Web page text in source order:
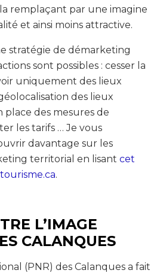
remplaçant par une imagine
et ainsi moins attractive.
stratégie de démarketing
sont possibles : cesser la
uniquement des lieux
des lieux
place des mesures de
les tarifs … Je vous
davantage sur les
territorial en lisant cet
.
L’IMAGE
CALANQUES
(PNR) des Calanques a fait